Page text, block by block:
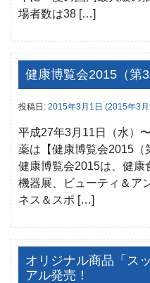
場者数は38 […]
健康博覧会2015（第
投稿日: 2015年3月1日 (2015年3
平成27年3月11日（水）
薬は【健康博覧会2015（
健康博覧会2015は、健康
機器展、ビューティ＆ア
ネス＆スポ […]
オリジナル商品「ス
アル発売！